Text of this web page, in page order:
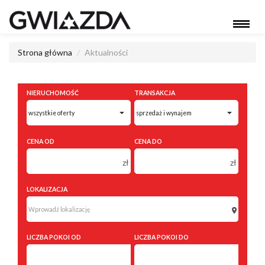
Strona główna Aktualności
NIERUCHOMOŚĆ TRANSAKCJA
CENA OD
zł
150 000 zł
200 000 zł
250 000 zł
350 000 zł
CENA DO
zł
150 000 zł
350 000 zł
LOKALIZACJA
LICZBA POKOI OD LICZBA POKOI DO